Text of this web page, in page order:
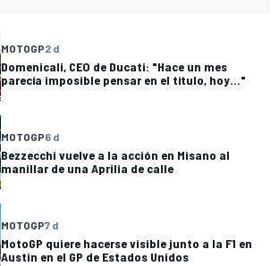
MOTOGP2 d
Domenicali, CEO de Ducati: "Hace un mes
parecía imposible pensar en el título, hoy..."
MOTOGP6 d
Bezzecchi vuelve a la acción en Misano al
manillar de una Aprilia de calle
MOTOGP7 d
MotoGP quiere hacerse visible junto a la F1 en
Austin en el GP de Estados Unidos